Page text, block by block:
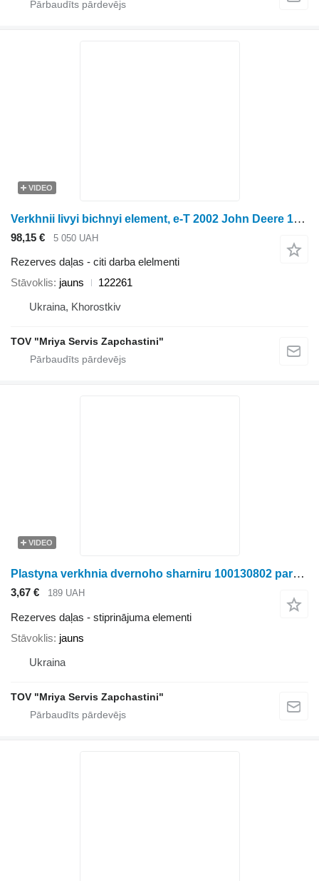
VIDEO
Verkhnii livyi bichnyi element, e-T 2002 John Deere 122261 paredzēts Ropa biešu kombaina
98,15 € 5 050 UAH
Rezerves daļas - citi darba elelmenti
Stāvoklis jauns
122261
Ukraina, Khorostkiv
TOV "Mriya Servis Zapchastini"
VIDEO
Plastyna verkhnia dvernoho sharniru 100130802 paredzēts Ropa biešu kombaina
3,67 € 189 UAH
Rezerves daļas - stiprinājuma elementi
Stāvoklis jauns
Ukraina
TOV "Mriya Servis Zapchastini"